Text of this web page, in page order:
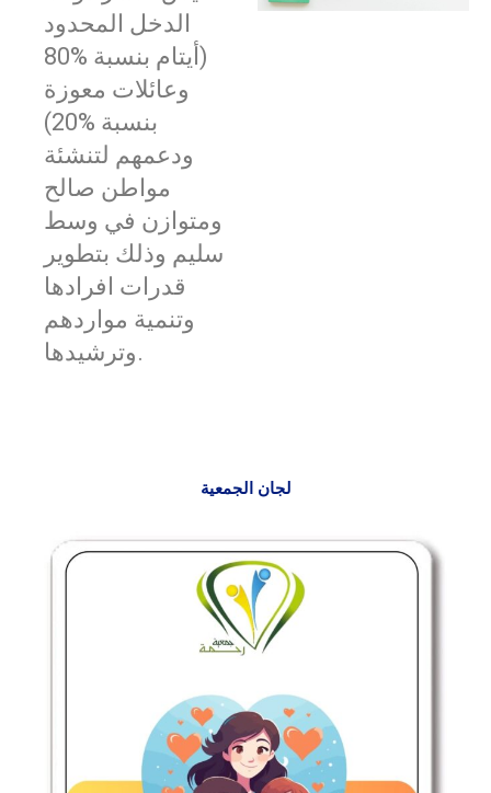
الدخل المحدود
(أيتام بنسبة %80
وعائلات معوزة
بنسبة %20)
ودعمهم لتنشئة
مواطن صالح
ومتوازن في وسط
سليم وذلك بتطوير
قدرات افرادها
وتنمية مواردهم
وترشيدها.
لجان الجمعية